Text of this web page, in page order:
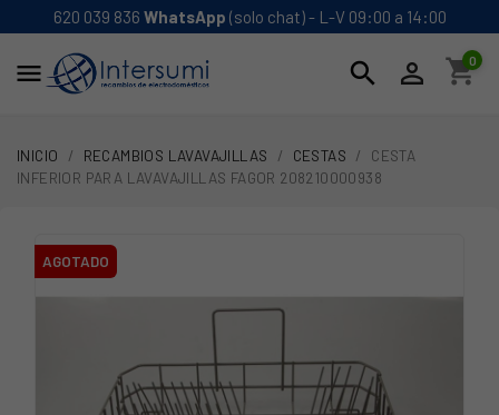
620 039 836 WhatsApp (solo chat) - L-V 09:00 a 14:00
 search  shopping_cart
0
INICIO RECAMBIOS LAVAVAJILLAS CESTAS
CESTA
INFERIOR PARA LAVAVAJILLAS FAGOR 208210000938
AGOTADO